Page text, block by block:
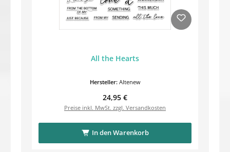
All the Hearts
Hersteller: Altenew
Regulärer Preis:
24,95 €
Preise inkl. MwSt. zzgl. Versandkosten
In den Warenkorb